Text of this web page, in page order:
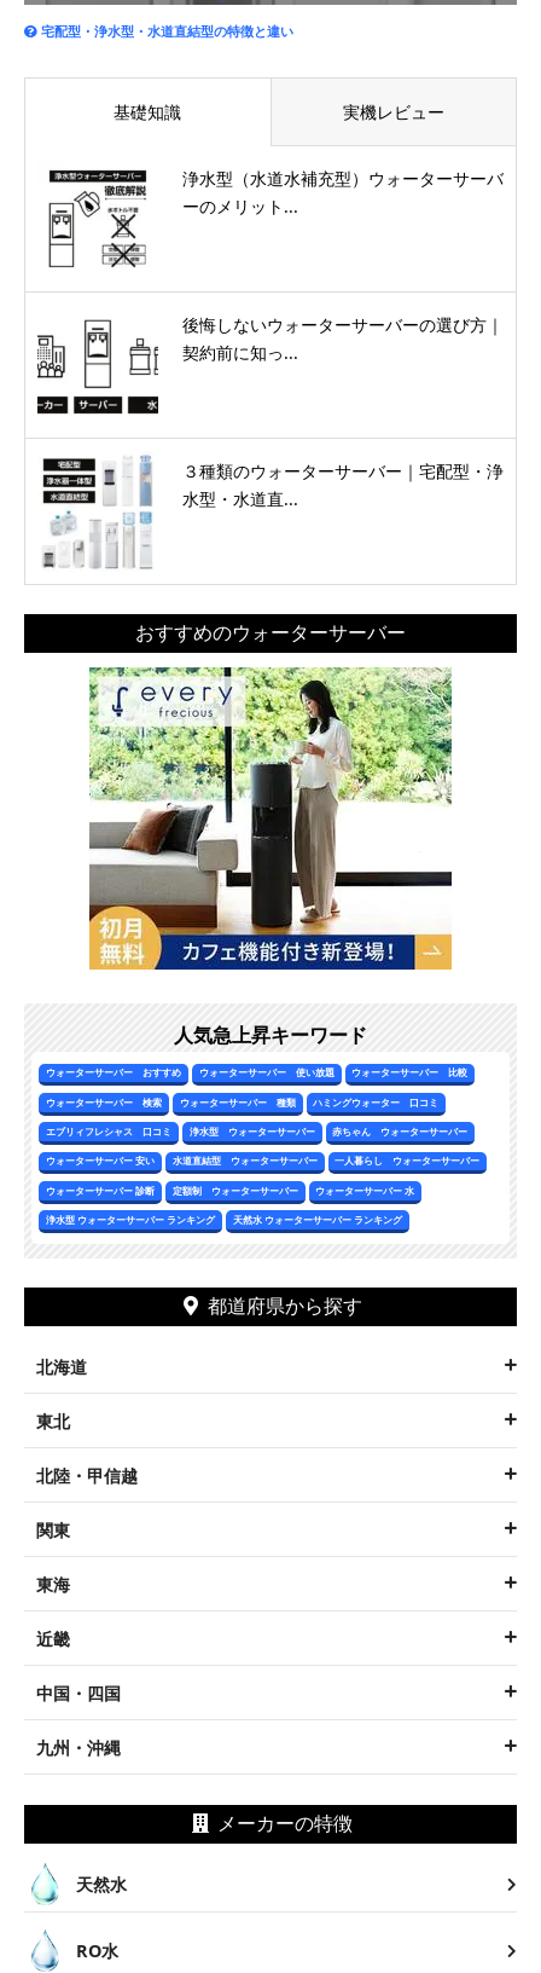
宅配型・浄水型・水道直結型の特徴と違い
基礎知識 実機レビュー
浄水型（水道水補充型）ウォーターサーバ
ーのメリット...
後悔しないウォーターサーバーの選び方｜
契約前に知っ...
３種類のウォーターサーバー｜宅配型・浄
水型・水道直...
おすすめのウォーターサーバー
人気急上昇キーワード
ウォーターサーバー おすすめ ウォーターサーバー 使い放題 ウォーターサーバー 比較
ウォーターサーバー 検索 ウォーターサーバー 種類 ハミングウォーター 口コミ
エブリィフレシャス 口コミ 浄水型 ウォーターサーバー 赤ちゃん ウォーターサーバー
ウォーターサーバー 安い 水道直結型 ウォーターサーバー 一人暮らし ウォーターサーバー
ウォーターサーバー 診断 定額制 ウォーターサーバー ウォーターサーバー 水
浄水型 ウォーターサーバー ランキング 天然水 ウォーターサーバー ランキング
都道府県から探す
北海道
東北
北陸・甲信越
関東
東海
近畿
中国・四国
九州・沖縄
メーカーの特徴
天然水
RO水